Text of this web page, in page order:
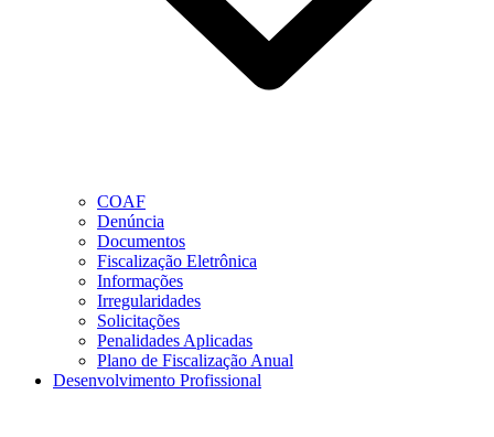
COAF
Denúncia
Documentos
Fiscalização Eletrônica
Informações
Irregularidades
Solicitações
Penalidades Aplicadas
Plano de Fiscalização Anual
Desenvolvimento Profissional